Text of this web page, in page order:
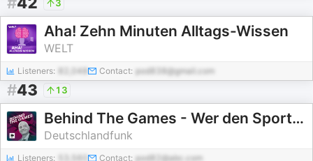
3
Aha! Zehn Minuten Alltags-Wissen
WELT
Listeners: 82,048 Contact: pod838@gmail.com
#43 13
Behind The Games - Wer den Sport kontrolliert
Deutschlandfunk
Listeners: Contact: pod82@abc.com